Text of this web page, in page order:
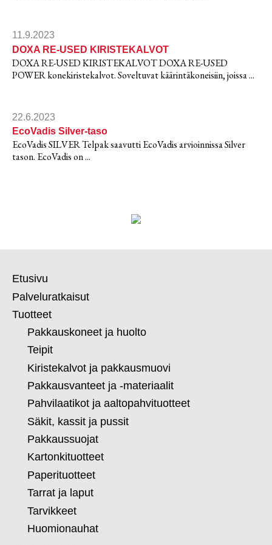
11.9.2023
DOXA RE-USED KIRISTEKALVOT
DOXA RE-USED KIRISTEKALVOT DOXA RE-USED
POWER konekiristekalvot. Soveltuvat käärintäkoneisiin, joissa ...
22.6.2023
EcoVadis Silver-taso
EcoVadis SILVER Telpak saavutti EcoVadis arvioinnissa Silver
tason. EcoVadis on ...
Etusivu
Palveluratkaisut
Tuotteet
Pakkauskoneet ja huolto
Teipit
Kiristekalvot ja pakkausmuovi
Pakkausvanteet ja -materiaalit
Pahvilaatikot ja aaltopahvituotteet
Säkit, kassit ja pussit
Pakkaussuojat
Kartonkituotteet
Paperituotteet
Tarrat ja laput
Tarvikkeet
Huomionauhat